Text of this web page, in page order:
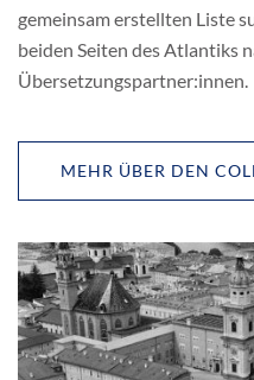
gemeinsam erstellten Liste
beiden Seiten des Atlantiks
Übersetzungspartner:innen.
MEHR ÜBER DEN